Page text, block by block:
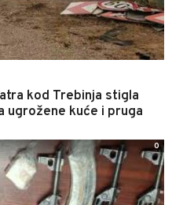
kod Trebinja stigla
ugrožene kuće i pruga
0